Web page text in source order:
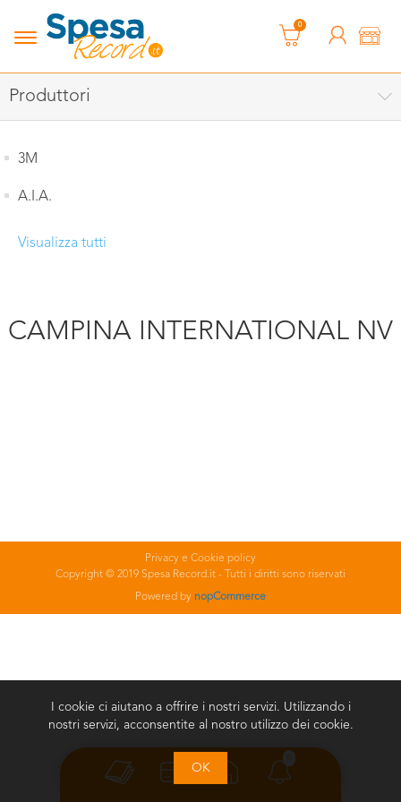
0
Produttori
3M
A.I.A.
Visualizza tutti
CAMPINA INTERNATIONAL NV
Privacy e Cookie policy
Copyright © 2019 Spesa Record.it - Tutti i diritti sono riservati
Powered by nopCommerce
I cookie ci aiutano a offrire i nostri servizi. Utilizzando i
nostri servizi, acconsentite al nostro utilizzo dei cookie.
OK